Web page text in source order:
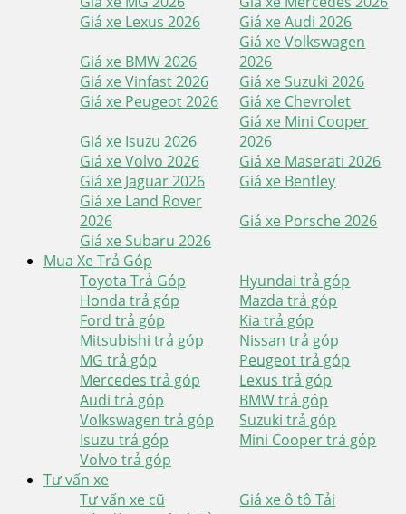
Giá xe Lexus 2026
Giá xe Audi 2026
Giá xe BMW 2026
Giá xe Volkswagen
2026
Giá xe Vinfast 2026
Giá xe Suzuki 2026
Giá xe Peugeot 2026
Giá xe Chevrolet
Giá xe Isuzu 2026
Giá xe Mini Cooper
2026
Giá xe Volvo 2026
Giá xe Maserati 2026
Giá xe Jaguar 2026
Giá xe Bentley
Giá xe Land Rover
2026
Giá xe Porsche 2026
Giá xe Subaru 2026
Mua Xe Trả Góp
Toyota Trả Góp
Hyundai trả góp
Honda trả góp
Mazda trả góp
Ford trả góp
Kia trả góp
Mitsubishi trả góp
Nissan trả góp
MG trả góp
Peugeot trả góp
Mercedes trả góp
Lexus trả góp
Audi trả góp
BMW trả góp
Volkswagen trả góp
Suzuki trả góp
Isuzu trả góp
Mini Cooper trả góp
Volvo trả góp
Tư vấn xe
Tư vấn xe cũ
Giá xe ô tô Tải